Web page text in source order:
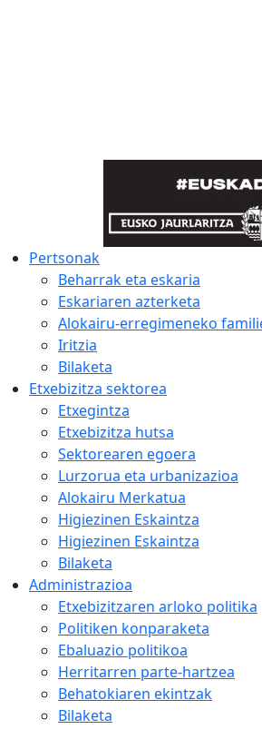
Pertsonak
Beharrak eta eskaria
Eskariaren azterketa
Alokairu-erregimeneko
Iritzia
Bilaketa
Etxebizitza sektorea
Etxegintza
Etxebizitza hutsa
Sektorearen egoera
Lurzorua eta urbanizazioa
Alokairu Merkatua
Higiezinen Eskaintza
Higiezinen Eskaintza
Bilaketa
Administrazioa
Etxebizitzaren arloko politika
Politiken konparaketa
Ebaluazio politikoa
Herritarren parte-hartzea
Behatokiaren ekintzak
Bilaketa